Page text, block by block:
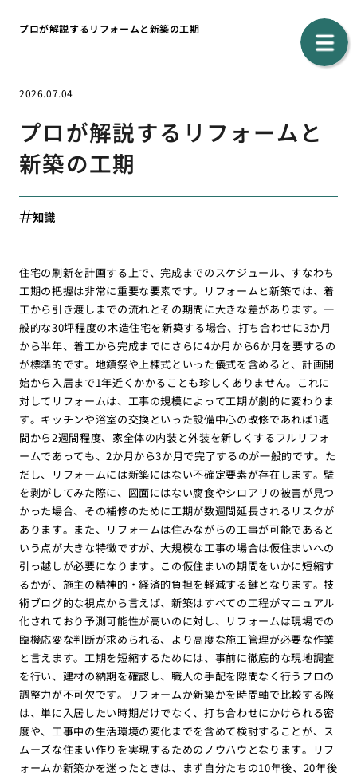
プロが解説するリフォームと新築の工期
2026.07.04
プロが解説するリフォームと
新築の工期
知識
住宅の刷新を計画する上で、完成までのスケジュール、すなわち
工期の把握は非常に重要な要素です。リフォームと新築では、着
工から引き渡しまでの流れとその期間に大きな差があります。一
般的な30坪程度の木造住宅を新築する場合、打ち合わせに3か月
から半年、着工から完成までにさらに4か月から6か月を要するの
が標準的です。地鎮祭や上棟式といった儀式を含めると、計画開
始から入居まで1年近くかかることも珍しくありません。これに
対してリフォームは、工事の規模によって工期が劇的に変わりま
す。キッチンや浴室の交換といった設備中心の改修であれば1週
間から2週間程度、家全体の内装と外装を新しくするフルリフォ
ームであっても、2か月から3か月で完了するのが一般的です。た
だし、リフォームには新築にはない不確定要素が存在します。壁
を剥がしてみた際に、図面にはない腐食やシロアリの被害が見つ
かった場合、その補修のために工期が数週間延長されるリスクが
あります。また、リフォームは住みながらの工事が可能であると
いう点が大きな特徴ですが、大規模な工事の場合は仮住まいへの
引っ越しが必要になります。この仮住まいの期間をいかに短縮す
るかが、施主の精神的・経済的負担を軽減する鍵となります。技
術ブログ的な視点から言えば、新築はすべての工程がマニュアル
化されており予測可能性が高いのに対し、リフォームは現場での
臨機応変な判断が求められる、より高度な施工管理が必要な作業
と言えます。工期を短縮するためには、事前に徹底的な現地調査
を行い、建材の納期を確認し、職人の手配を隙間なく行うプロの
調整力が不可欠です。リフォームか新築かを時間軸で比較する際
は、単に入居したい時期だけでなく、打ち合わせにかけられる密
度や、工事中の生活環境の変化までを含めて検討することが、ス
ムーズな住まい作りを実現するためのノウハウとなります。リフ
ォームか新築かを迷ったときは、まず自分たちの10年後、20年後